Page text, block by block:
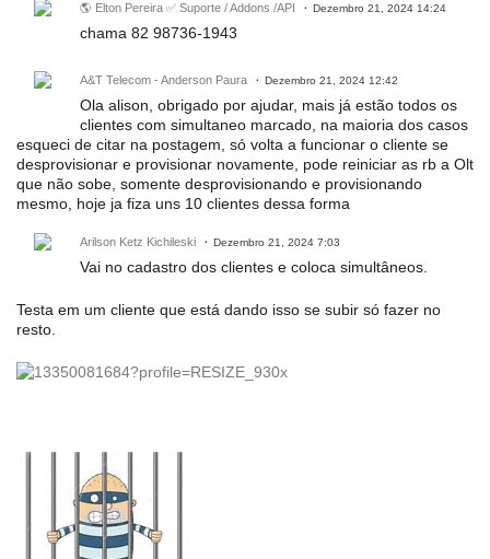
🌎 Elton Pereira ✅ Suporte / Addons /API Dezembro 21, 2024 14:24
chama 82 98736-1943
A&T Telecom - Anderson Paura Dezembro 21, 2024 12:42
Ola alison, obrigado por ajudar, mais já estão todos os
clientes com simultaneo marcado, na maioria dos casos
esqueci de citar na postagem, só volta a funcionar o cliente se
desprovisionar e provisionar novamente, pode reiniciar as rb a Olt
que não sobe, somente desprovisionando e provisionando
mesmo, hoje ja fiza uns 10 clientes dessa forma
Arilson Ketz Kichileski Dezembro 21, 2024 7:03
Vai no cadastro dos clientes e coloca simultâneos.
Testa em um cliente que está dando isso se subir só fazer no
resto.